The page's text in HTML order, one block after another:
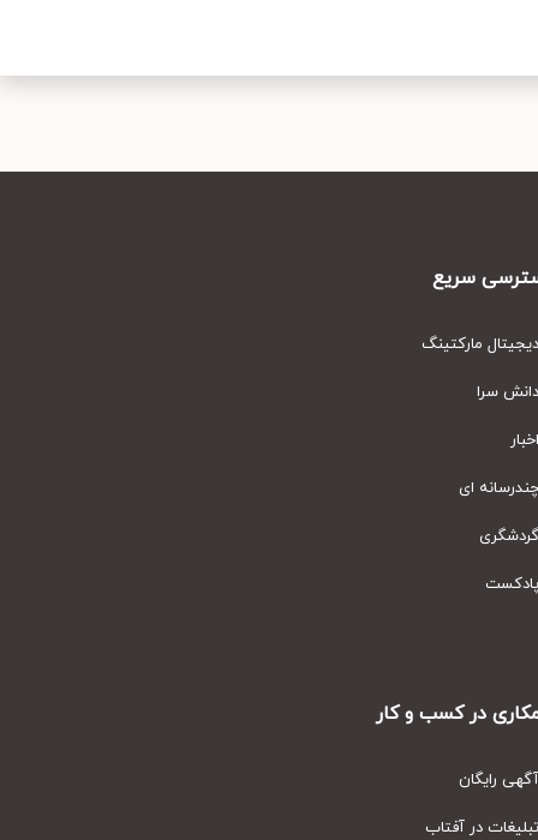
سریع
مارکتینگ
سرا
ای
در کسب و کار
رایگان
در آفتاب